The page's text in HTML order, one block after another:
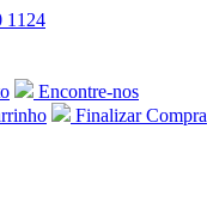
1124
Encontre-nos
Finalizar Compra